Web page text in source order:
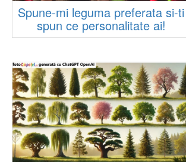
Spune-mi leguma preferata si-ti
spun ce personalitate ai!